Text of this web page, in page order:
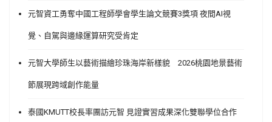
元智資工勇奪中國工程師學會學生論文競賽3獎項 夜間AI視
覺、自駕與邊緣運算研究受肯定
元智大學師生以藝術描繪珍珠海岸新樣貌 2026桃園地景藝術
節展現跨域創作能量
泰國KMUTT校長率團訪元智 見證實習成果深化雙聯學位合作